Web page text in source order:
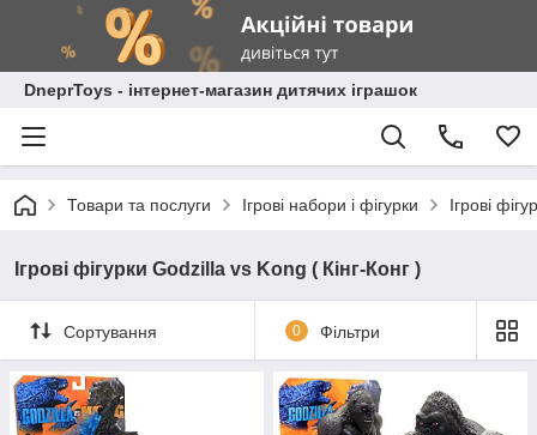
DneprToys - інтернет-магазин дитячих іграшок
Товари та послуги Ігрові набори і фігурки Ігрові
Ігрові фігурки Godzilla vs Kong ( Кінг-Конг )
Сортування 0 Фільтри